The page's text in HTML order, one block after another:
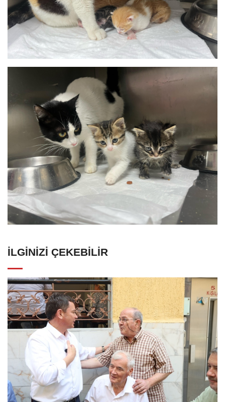
İLGINIZI ÇEKEBILIR